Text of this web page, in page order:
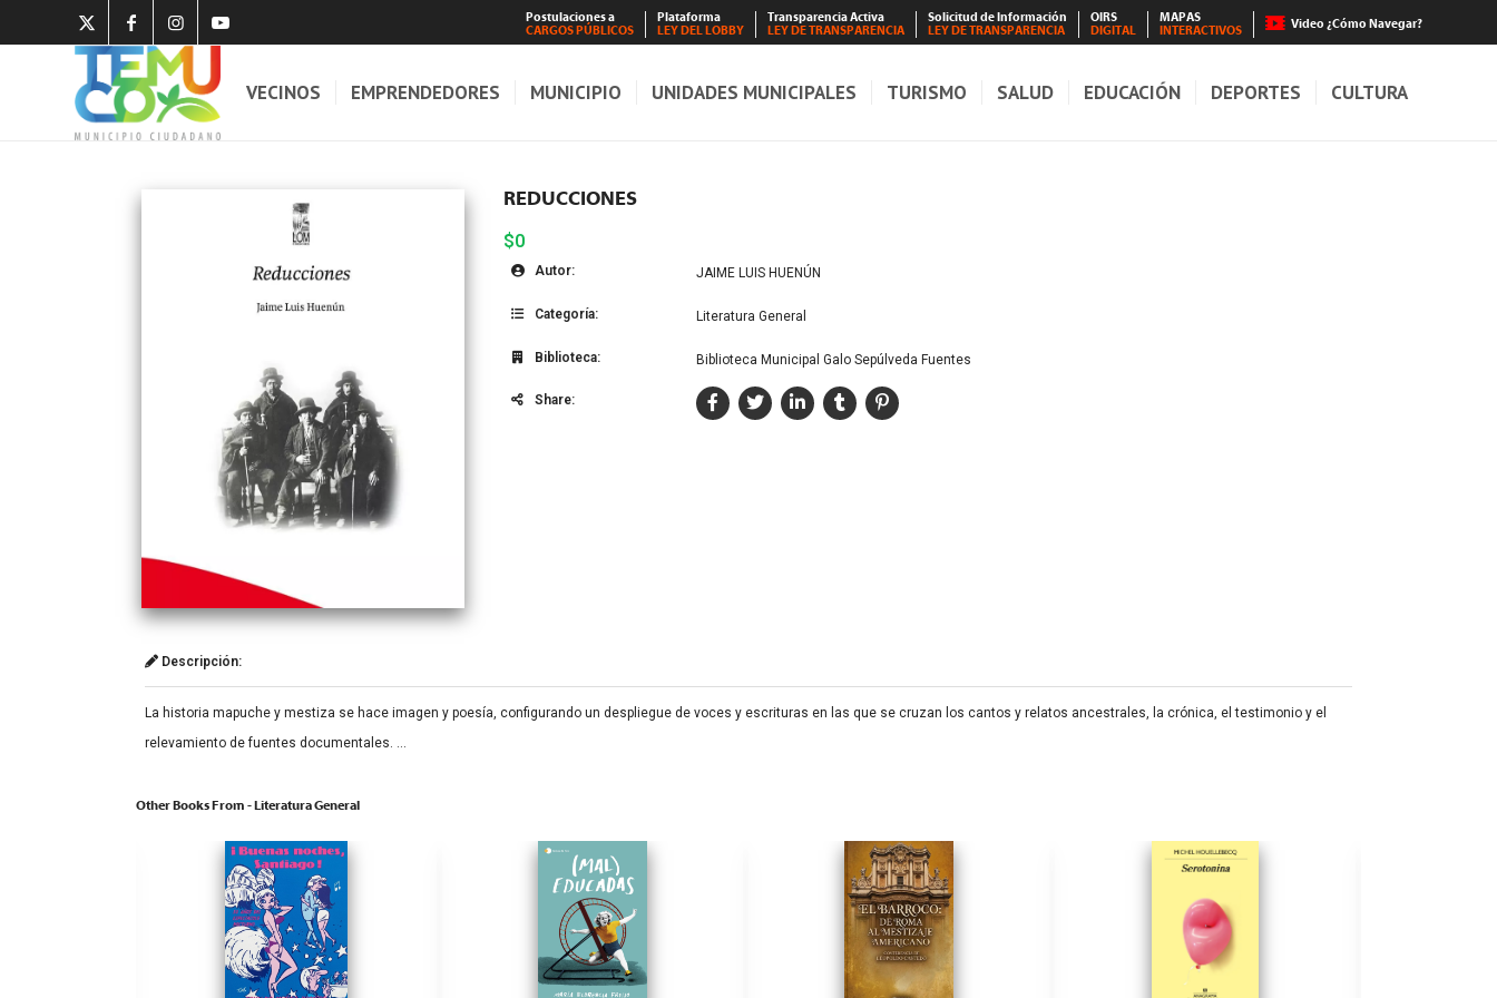
Postulaciones a
CARGOS PÚBLICOS
Plataforma
LEY DEL LOBBY
Transparencia Activa
LEY DE TRANSPARENCIA
Solicitud de Información
LEY DE TRANSPARENCIA
OIRS
DIGITAL
MAPAS
INTERACTIVOS
Video ¿Cómo Navegar?
VECINOS EMPRENDEDORES MUNICIPIO UNIDADES MUNICIPALES TURISMO SALUD EDUCACIÓN DEPORTES CULTURA
REDUCCIONES
$0
Autor: JAIME LUIS HUENÚN
Categoría: Literatura General
Biblioteca: Biblioteca Municipal Galo Sepúlveda Fuentes
Share:
Descripción:
La historia mapuche y mestiza se hace imagen y poesía, configurando un despliegue de voces y escrituras en las que se cruzan los cantos y relatos ancestrales, la crónica, el testimonio y el
relevamiento de fuentes documentales. …
Other Books From - Literatura General